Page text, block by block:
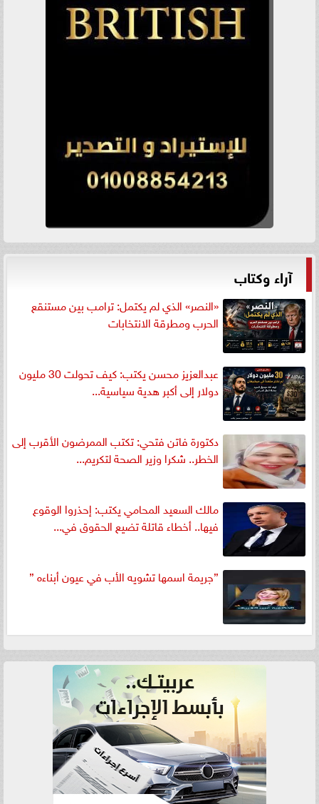
آراء وكتاب
«النصر» الذي لم يكتمل: ترامب بين مستنقع
الحرب ومطرقة الانتخابات
عبدالعزيز محسن يكتب: كيف تحولت 30 مليون
دولار إلى أكبر هدية سياسية...
دكتورة فاتن فتحي: تكتب الممرضون الأقرب إلى
الخطر.. شكرا وزير الصحة لتكريم...
مالك السعيد المحامي يكتب: إحذروا الوقوع
فيها.. أخطاء قاتلة تضيع الحقوق في...
”جريمة اسمها تشويه الأب في عيون أبناءه ”